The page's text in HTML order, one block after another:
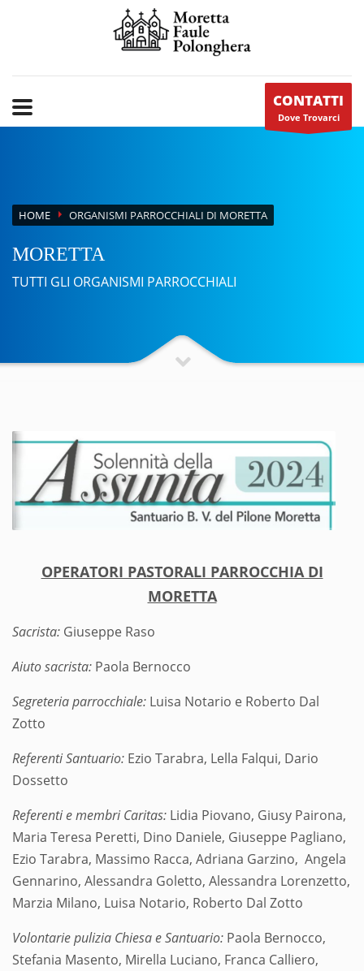
CONTATTI
Dove Trovarci
HOME ORGANISMI PARROCCHIALI DI MORETTA
MORETTA
TUTTI GLI ORGANISMI PARROCCHIALI
OPERATORI PASTORALI PARROCCHIA DI
MORETTA
Sacrista: Giuseppe Raso
Aiuto sacrista: Paola Bernocco
Segreteria parrocchiale: Luisa Notario e Roberto Dal
Zotto
Referenti Santuario: Ezio Tarabra, Lella Falqui, Dario
Dossetto
Referenti e membri Caritas: Lidia Piovano, Giusy Pairona,
Maria Teresa Peretti, Dino Daniele, Giuseppe Pagliano,
Ezio Tarabra, Massimo Racca, Adriana Garzino, Angela
Gennarino, Alessandra Goletto, Alessandra Lorenzetto,
Marzia Milano, Luisa Notario, Roberto Dal Zotto
Volontarie pulizia Chiesa e Santuario: Paola Bernocco,
Stefania Masento, Mirella Luciano, Franca Calliero,